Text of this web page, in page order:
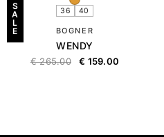
S
A
L
E
36 40
BOGNER
WENDY
€265.00 € 159.00